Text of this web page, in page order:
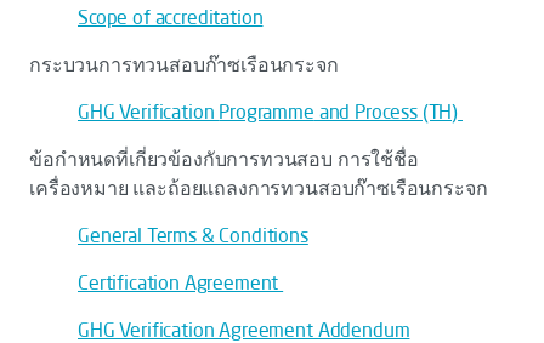
Scope of accreditation
กระบวนการทวนสอบก๊าซเรือนกระจก
GHG Verification Programme and Process (TH)
ข้อกำหนดที่เกี่ยวข้องกับการทวนสอบ การใช้ชื่อ
เครื่องหมาย และถ้อยแถลงการทวนสอบก๊าซเรือนกระจก
General Terms & Conditions
Certification Agreement
GHG Verification Agreement Addendum